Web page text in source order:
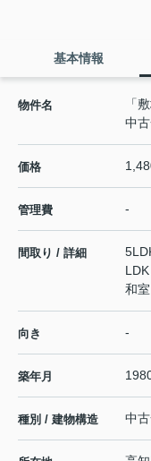
基本情報
物件名
「
中
価格
管理費 -
間取り / 詳細
和
向き -
築年月
種別 / 建物構造 中